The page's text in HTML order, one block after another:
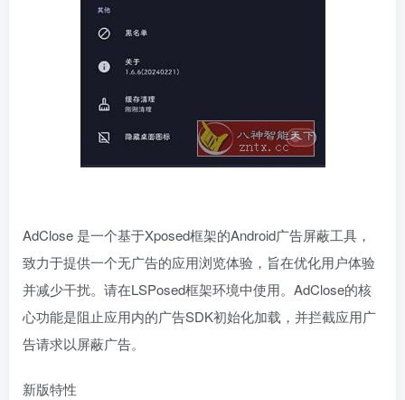
AdClose 是一个基于Xposed框架的Android广告屏蔽工具，
致力于提供一个无广告的应用浏览体验，旨在优化用户体验
并减少干扰。请在LSPosed框架环境中使用。AdClose的核
心功能是阻止应用内的广告SDK初始化加载，并拦截应用广
告请求以屏蔽广告。
新版特性